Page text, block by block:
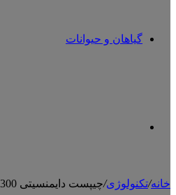
گیاهان و حیوانات
خانه/تکنولوژی/چیپست دایمنسیتی 9300 مدیاتک با رکوردشکنی در آنتوتو رؤیت شد